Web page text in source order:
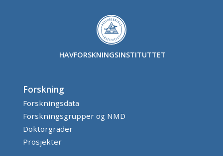
HAVFORSKNINGSINSTITUTTET
Forskning
Forskningsdata
Forskningsgrupper og NMD
Doktorgrader
Prosjekter